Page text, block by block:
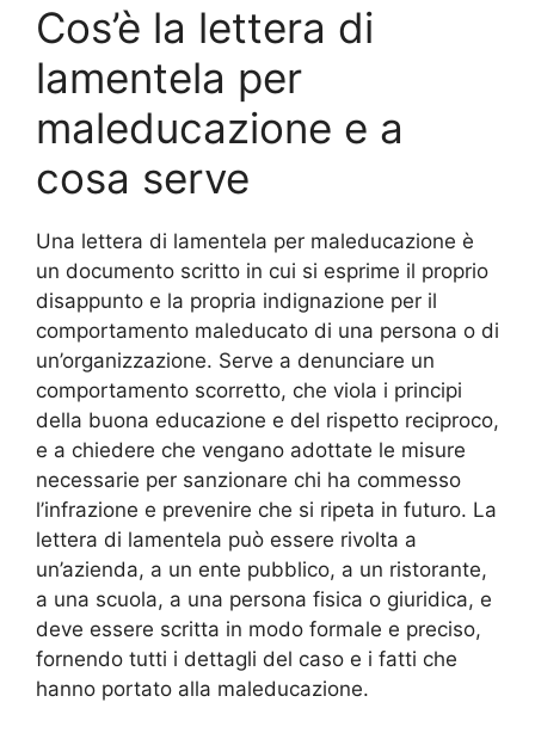
Cos’è la lettera di
lamentela per
maleducazione e a
cosa serve
Una lettera di lamentela per maleducazione è
un documento scritto in cui si esprime il proprio
disappunto e la propria indignazione per il
comportamento maleducato di una persona o di
un’organizzazione. Serve a denunciare un
comportamento scorretto, che viola i principi
della buona educazione e del rispetto reciproco,
e a chiedere che vengano adottate le misure
necessarie per sanzionare chi ha commesso
l’infrazione e prevenire che si ripeta in futuro. La
lettera di lamentela può essere rivolta a
un’azienda, a un ente pubblico, a un ristorante,
a una scuola, a una persona fisica o giuridica, e
deve essere scritta in modo formale e preciso,
fornendo tutti i dettagli del caso e i fatti che
hanno portato alla maleducazione.